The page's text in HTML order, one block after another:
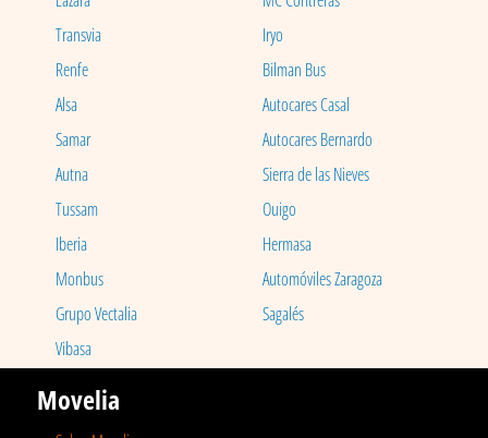
Transvia
Iryo
Renfe
Bilman Bus
Alsa
Autocares Casal
Samar
Autocares Bernardo
Autna
Sierra de las Nieves
Tussam
Ouigo
Iberia
Hermasa
Monbus
Automóviles Zaragoza
Grupo Vectalia
Sagalés
Vibasa
Movelia